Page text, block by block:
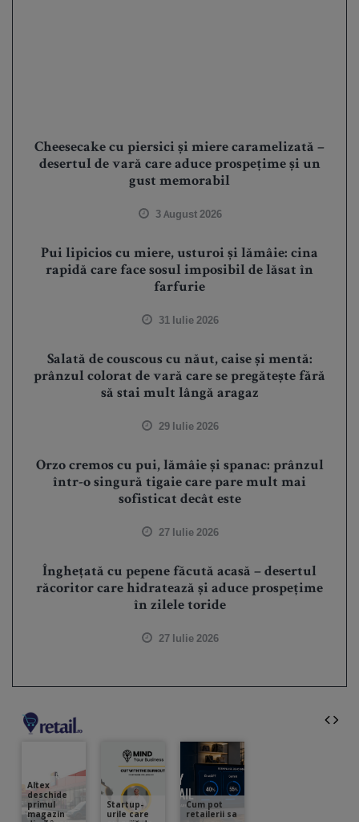
Cheesecake cu piersici și miere caramelizată –
desertul de vară care aduce prospețime și un
gust memorabil
3 August 2026
Pui lipicios cu miere, usturoi și lămâie: cina
rapidă care face sosul imposibil de lăsat în
farfurie
31 Iulie 2026
Salată de couscous cu năut, caise și mentă:
prânzul colorat de vară care se pregătește fără
să stai mult lângă aragaz
29 Iulie 2026
Orzo cremos cu pui, lămâie și spanac: prânzul
într-o singură tigaie care pare mult mai
sofisticat decât este
27 Iulie 2026
Înghețată cu pepene făcută acasă – desertul
răcoritor care hidratează și aduce prospețime
în zilele toride
27 Iulie 2026